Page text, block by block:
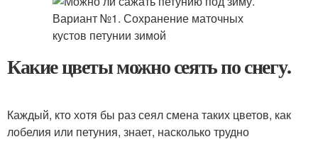
Какие цветы можно сеять по снегу.
Каждый, кто хотя бы раз сеял смена таких цветов, как
лобелия или петуния, знает, насколько трудно